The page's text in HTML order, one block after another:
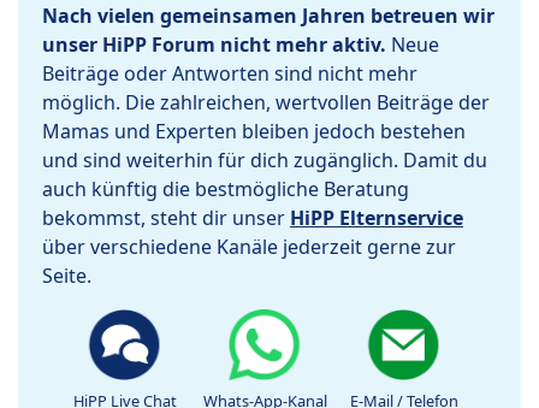
Nach vielen gemeinsamen Jahren betreuen wir
unser HiPP Forum nicht mehr aktiv. Neue
Beiträge oder Antworten sind nicht mehr
möglich. Die zahlreichen, wertvollen Beiträge der
Mamas und Experten bleiben jedoch bestehen
und sind weiterhin für dich zugänglich. Damit du
auch künftig die bestmögliche Beratung
bekommst, steht dir unser HiPP Elternservice
über verschiedene Kanäle jederzeit gerne zur
Seite.
HiPP Live Chat Whats-App-Kanal E-Mail / Telefon